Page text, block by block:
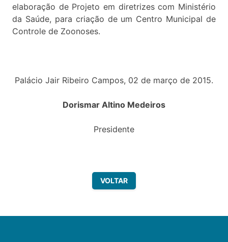
elaboração de Projeto em diretrizes com Ministério
da Saúde, para criação de um Centro Municipal de
Controle de Zoonoses.
Palácio Jair Ribeiro Campos, 02 de março de 2015.
Dorismar Altino Medeiros
Presidente
VOLTAR